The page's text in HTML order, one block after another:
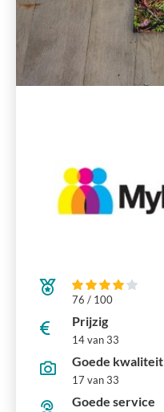
76 / 100
Prijzig
14 van 33
Goede kwaliteit
17 van 33
Goede service